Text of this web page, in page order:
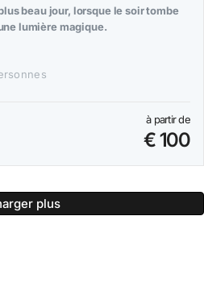
beau jour, lorsque le soir tombe
lumière magique.
à partir de
€ 100
plus